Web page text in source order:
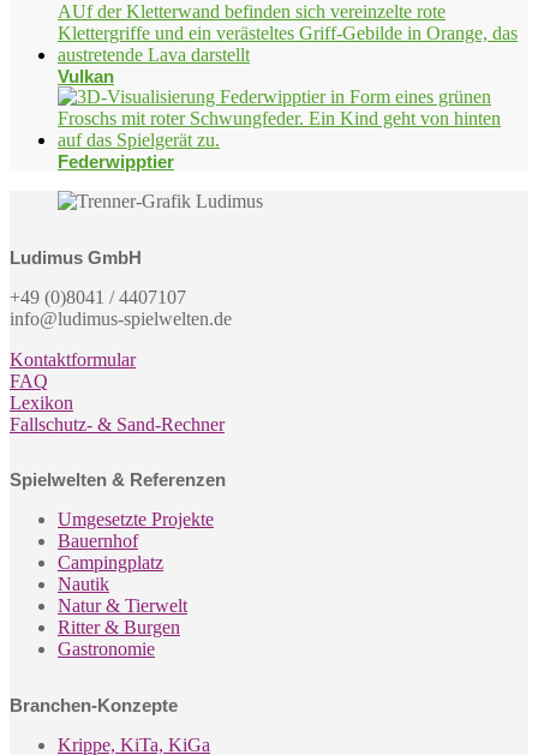
Vulkan
Federwipptier
Ludimus GmbH
+49 (0)8041 / 4407107
info@ludimus-spielwelten.de
Kontaktformular
FAQ
Lexikon
Fallschutz- & Sand-Rechner
Spielwelten & Referenzen
Umgesetzte Projekte
Bauernhof
Campingplatz
Nautik
Natur & Tierwelt
Ritter & Burgen
Gastronomie
Branchen-Konzepte
Krippe, KiTa, KiGa